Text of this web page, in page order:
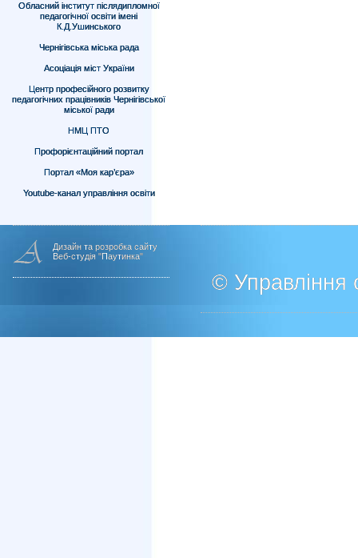
Обласний інститут післядипломної
педагогічної освіти імені
К.Д.Ушинського
Чернігівська міська рада
Асоціація міст України
Центр професійного розвитку
педагогічних працівників Чернігівської
міської ради
НМЦ ПТО
Профорієнтаційний портал
Портал «Моя кар’єра»
Youtube-канал управління освіти
Дизайн та розробка сайту
Веб-студія "Паутинка"
© Управління